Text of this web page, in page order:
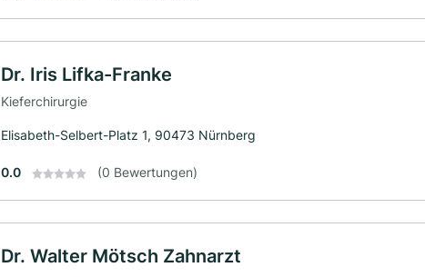
Dr. Iris Lifka-Franke
Kieferchirurgie
Elisabeth-Selbert-Platz 1, 90473 Nürnberg
0.0 (0 Bewertungen)
Dr. Walter Mötsch Zahnarzt